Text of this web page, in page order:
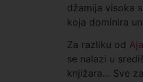
džamija visoka
koja dominira
Za razliku od
se nalazi u
knjižara… Sve